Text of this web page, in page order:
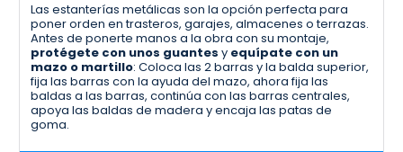
Las estanterías metálicas son la opción perfecta para
poner orden en trasteros, garajes, almacenes o terrazas.
Antes de ponerte manos a la obra con su montaje,
protégete con unos guantes y equípate con un
mazo o martillo: Coloca las 2 barras y la balda superior,
fija las barras con la ayuda del mazo, ahora fija las
baldas a las barras, continúa con las barras centrales,
apoya las baldas de madera y encaja las patas de
goma.